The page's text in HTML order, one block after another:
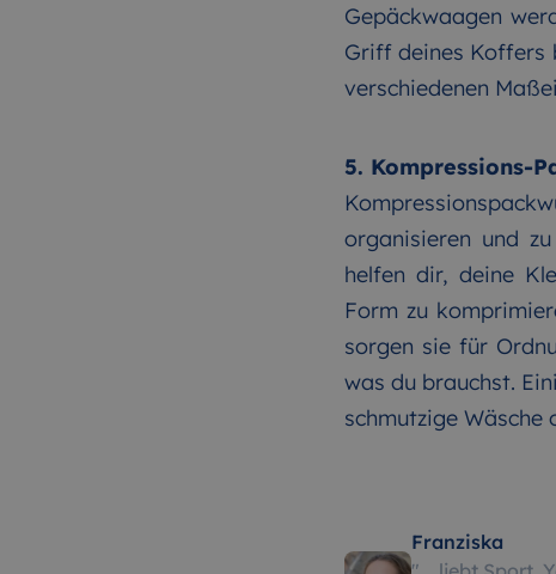
Gepäckwaagen
Griff deines Koffers
verschiedenen
5. Kompressions-
organisieren und
helfen dir, deine
Form zu
sorgen sie für
was du brauchst.
schmutzige Wäsche
Franziska